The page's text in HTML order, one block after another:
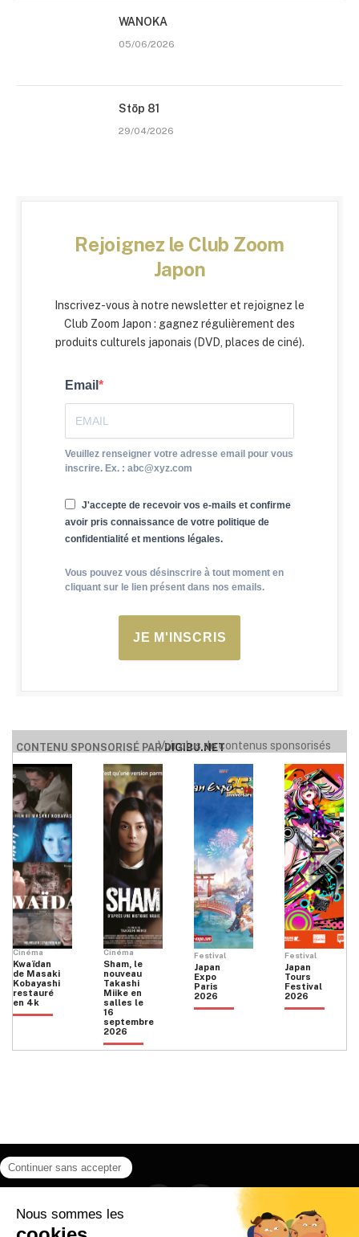
WANOKA
05/06/2026
Stōp 81
29/04/2026
Rejoignez le Club Zoom
Japon
Inscrivez-vous à notre newsletter et rejoignez le
Club Zoom Japon : gagnez régulièrement des
produits culturels japonais (DVD, places de ciné).
Email
Veuillez renseigner votre adresse email pour vous
inscrire. Ex. : abc@xyz.com
J'accepte de recevoir vos e-mails et confirme
avoir pris connaissance de votre politique de
confidentialité et mentions légales.
Vous pouvez vous désinscrire à tout moment en
cliquant sur le lien présent dans nos emails.
JE M'INSCRIS
CONTENU SPONSORISÉ PARDIGIBU.NET
Voir plus de contenus sponsorisés
Cinéma
Kwaïdan
de Masaki
Kobayashi
restauré
en 4k
Cinéma
Sham, le
nouveau
Takashi
Miike en
salles le
16
septembre
2026
Festival
Japan
Expo
Paris
2026
Festival
Japan
Tours
Festival
2026
Instagram